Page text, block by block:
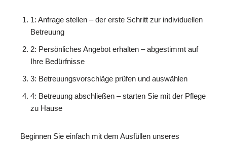
1: Anfrage stellen – der erste Schritt zur individuellen
Betreuung
2: Persönliches Angebot erhalten – abgestimmt auf
Ihre Bedürfnisse
3: Betreuungsvorschläge prüfen und auswählen
4: Betreuung abschließen – starten Sie mit der Pflege
zu Hause
Beginnen Sie einfach mit dem Ausfüllen unseres